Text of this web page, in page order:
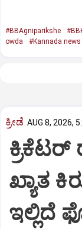
#BBAgniparikshe
owda
#Kannada news
ಕ್ರೀಡೆ AUG 8, 2026,
ಖ್ಯಾತ
ಇಲ್ಲಿದೆ